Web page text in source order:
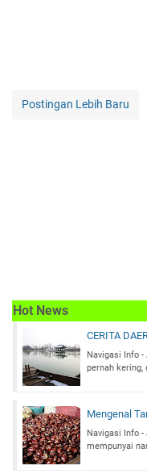
Postingan Lebih Baru
Hot News
CERITA
Navigasi Info
pernah kering,
Mengenal
Navigasi Info
mempunyai